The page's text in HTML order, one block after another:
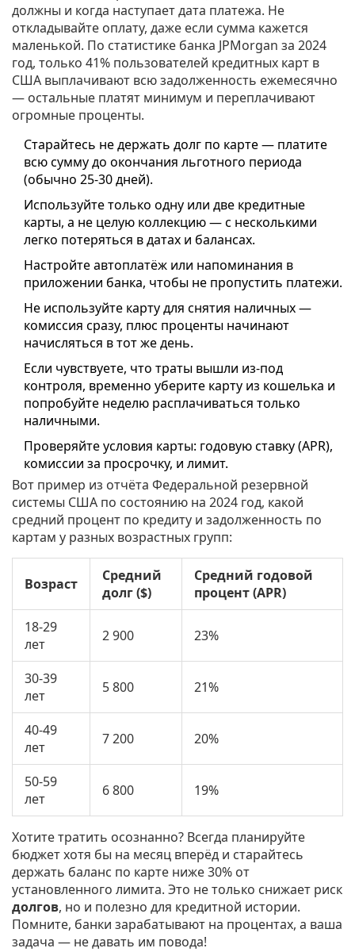
должны и когда наступает дата платежа. Не
откладывайте оплату, даже если сумма кажется
маленькой. По статистике банка JPMorgan за 2024
год, только 41% пользователей кредитных карт в
США выплачивают всю задолженность ежемесячно
— остальные платят минимум и переплачивают
огромные проценты.
Старайтесь не держать долг по карте — платите
всю сумму до окончания льготного периода
(обычно 25-30 дней).
Используйте только одну или две кредитные
карты, а не целую коллекцию — с несколькими
легко потеряться в датах и балансах.
Настройте автоплатёж или напоминания в
приложении банка, чтобы не пропустить платежи.
Не используйте карту для снятия наличных —
комиссия сразу, плюс проценты начинают
начисляться в тот же день.
Если чувствуете, что траты вышли из-под
контроля, временно уберите карту из кошелька и
попробуйте неделю расплачиваться только
наличными.
Проверяйте условия карты: годовую ставку (APR),
комиссии за просрочку, и лимит.
Вот пример из отчёта Федеральной резервной
системы США по состоянию на 2024 год, какой
средний процент по кредиту и задолженность по
картам у разных возрастных групп:
Возраст
Средний
долг ($)
Средний годовой
процент (APR)
18-29
лет
2 900 23%
30-39
лет
5 800 21%
40-49
лет
7 200 20%
50-59
лет
6 800 19%
Хотите тратить осознанно? Всегда планируйте
бюджет хотя бы на месяц вперёд и старайтесь
держать баланс по карте ниже 30% от
установленного лимита. Это не только снижает риск
долгов, но и полезно для кредитной истории.
Помните, банки зарабатывают на процентах, а ваша
задача — не давать им повода!